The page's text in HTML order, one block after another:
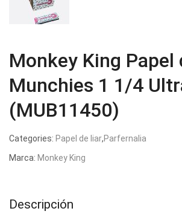
Monkey King Papel
Munchies 1 1/4
(MUB11450)
Categories: Papel de liar,Parfernalia
Marca: Monkey King
Descripción